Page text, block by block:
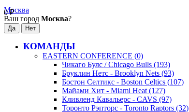
0₽
Москва
Ваш город Москва?
КОМАНДЫ
EASTERN CONFERENCE (0)
Чикаго Булс / Chicago Bulls (193)
Бруклин Нетс - Brooklyn Nets (93)
Бостон Селтикс - Boston Celtics (107)
Майами Хит - Miami Heat (127)
Кливленд Кавальерс - CAVS (97)
Торонто Рэпторс - Toronto Raptors (32)